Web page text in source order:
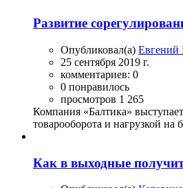
Развитие
Опубликовал(а) Евгений
25 сентября 2019 г.
комментариев: 0
0 понравилось
просмотров 1 265
Компания «Балтика»
товарооборота и нагрузкой
Как в выходные